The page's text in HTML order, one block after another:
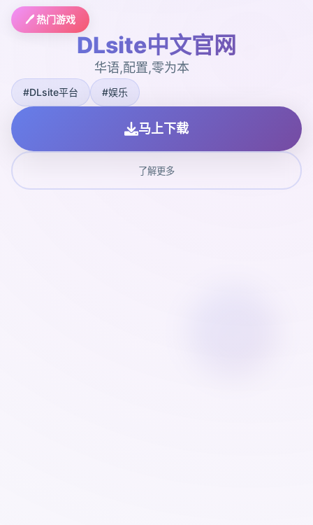
🖊️ 热门游戏
DLsite中文官网
华语,配置,零为本
#DLsite平台 #娱乐
马上下载
了解更多